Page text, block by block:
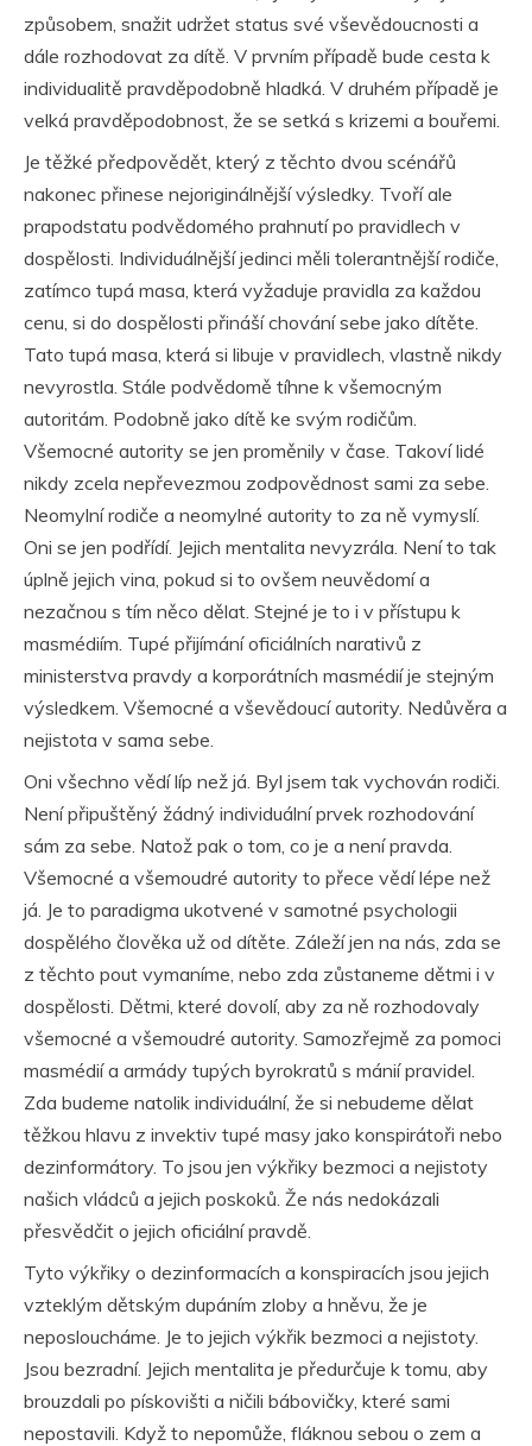
způsobem, snažit udržet status své vševědoucnosti a
dále rozhodovat za dítě. V prvním případě bude cesta k
individualitě pravděpodobně hladká. V druhém případě je
velká pravděpodobnost, že se setká s krizemi a bouřemi.
Je těžké předpovědět, který z těchto dvou scénářů
nakonec přinese nejoriginálnější výsledky. Tvoří ale
prapodstatu podvědomého prahnutí po pravidlech v
dospělosti. Individuálnější jedinci měli tolerantnější rodiče,
zatímco tupá masa, která vyžaduje pravidla za každou
cenu, si do dospělosti přináší chování sebe jako dítěte.
Tato tupá masa, která si libuje v pravidlech, vlastně nikdy
nevyrostla. Stále podvědomě tíhne k všemocným
autoritám. Podobně jako dítě ke svým rodičům.
Všemocné autority se jen proměnily v čase. Takoví lidé
nikdy zcela nepřevezmou zodpovědnost sami za sebe.
Neomylní rodiče a neomylné autority to za ně vymyslí.
Oni se jen podřídí. Jejich mentalita nevyzrála. Není to tak
úplně jejich vina, pokud si to ovšem neuvědomí a
nezačnou s tím něco dělat. Stejné je to i v přístupu k
masmédiím. Tupé přijímání oficiálních narativů z
ministerstva pravdy a korporátních masmédií je stejným
výsledkem. Všemocné a vševědoucí autority. Nedůvěra a
nejistota v sama sebe.
Oni všechno vědí líp než já. Byl jsem tak vychován rodiči.
Není připuštěný žádný individuální prvek rozhodování
sám za sebe. Natož pak o tom, co je a není pravda.
Všemocné a všemoudré autority to přece vědí lépe než
já. Je to paradigma ukotvené v samotné psychologii
dospělého člověka už od dítěte. Záleží jen na nás, zda se
z těchto pout vymaníme, nebo zda zůstaneme dětmi i v
dospělosti. Dětmi, které dovolí, aby za ně rozhodovaly
všemocné a všemoudré autority. Samozřejmě za pomoci
masmédií a armády tupých byrokratů s mánií pravidel.
Zda budeme natolik individuální, že si nebudeme dělat
těžkou hlavu z invektiv tupé masy jako konspirátoři nebo
dezinformátory. To jsou jen výkřiky bezmoci a nejistoty
našich vládců a jejich poskoků. Že nás nedokázali
přesvědčit o jejich oficiální pravdě.
Tyto výkřiky o dezinformacích a konspiracích jsou jejich
vzteklým dětským dupáním zloby a hněvu, že je
neposloucháme. Je to jejich výkřik bezmoci a nejistoty.
Jsou bezradní. Jejich mentalita je předurčuje k tomu, aby
brouzdali po pískovišti a ničili bábovičky, které sami
nepostavili. Když to nepomůže, fláknou sebou o zem a